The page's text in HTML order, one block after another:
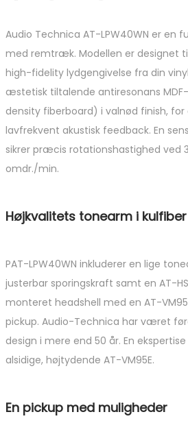
Audio Technica AT-LPW40WN er en
med remtræk. Modellen er designet
high-fidelity lydgengivelse fra din
æstetisk tiltalende antiresonans
density fiberboard) i valnød finish,
lavfrekvent akustisk feedback. En
sikrer præcis rotationshastighed ved
omdr./min.
Højkvalitets tonearm i kulfiber
PAT-LPW40WN inkluderer en lige
justerbar sporingskraft samt en AT-
monteret headshell med en AT-
pickup. Audio-Technica har været
design i mere end 50 år. En
alsidige, højtydende AT-VM95E.
En pickup med muligheder